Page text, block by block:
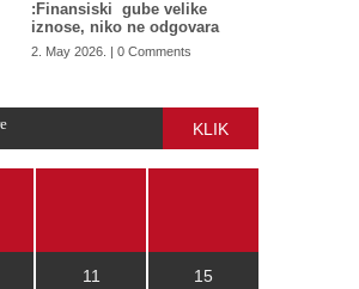
:Finansiski gube velike
iznose, niko ne odgovara
2. May 2026. | 0 Comments
KLIK
11 15